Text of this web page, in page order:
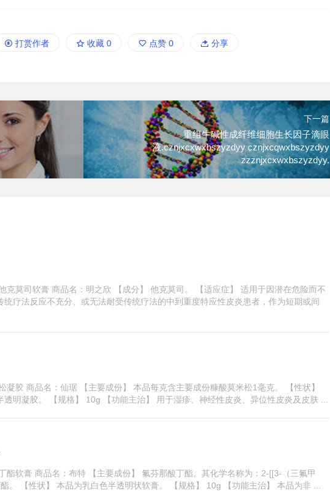
打赏作者 收藏0 点赞 0 分享
下一篇
重组牛碱性成纤维细胞生长因子滴眼
液.cznjxcxwxbszyzdyy cznjxcqwxbszyzdyy
zzznjxcxwxbszyzdyy.
克莫司软膏 商品名：明之欣 【成分】 他克莫司。 【适应症】 适用于因潜在危险而不
统疗法反应不充分、或无法耐受传统疗法的中到重度特应性皮炎患者，作为短期或间
凝胶 商品名：仙琚 【主要成份】 本品每克含主要成份糠酸莫米松1毫克。 【性状】
明凝胶。 【规格】 10g 【功能主治】 用于湿疹、神经性皮炎、异位性皮炎及皮肤 ...
酯软膏 商品名：布特 【主要成份】 氟芬那酸丁酯。其化学名称为：2-[[3-（三氟甲
。 【性状】 本品为乳白色半透明状软膏。 【规格】 10g 【功能主治】 本品为非 ...